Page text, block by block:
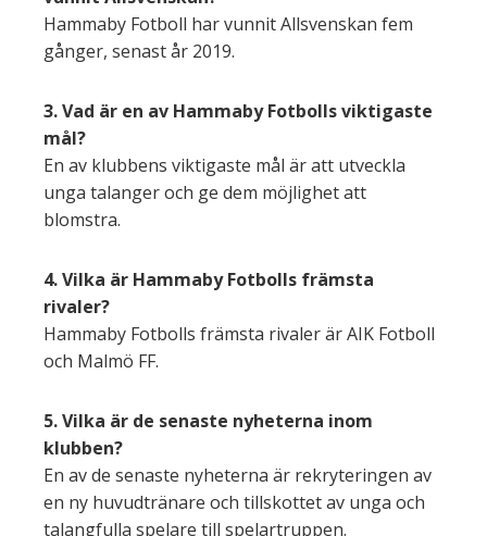
Hammaby Fotboll har vunnit Allsvenskan fem
gånger, senast år 2019.
3. Vad är en av Hammaby Fotbolls viktigaste
mål?
En av klubbens viktigaste mål är att utveckla
unga talanger och ge dem möjlighet att
blomstra.
4. Vilka är Hammaby Fotbolls främsta
rivaler?
Hammaby Fotbolls främsta rivaler är AIK Fotboll
och Malmö FF.
5. Vilka är de senaste nyheterna inom
klubben?
En av de senaste nyheterna är rekryteringen av
en ny huvudtränare och tillskottet av unga och
talangfulla spelare till spelartruppen.